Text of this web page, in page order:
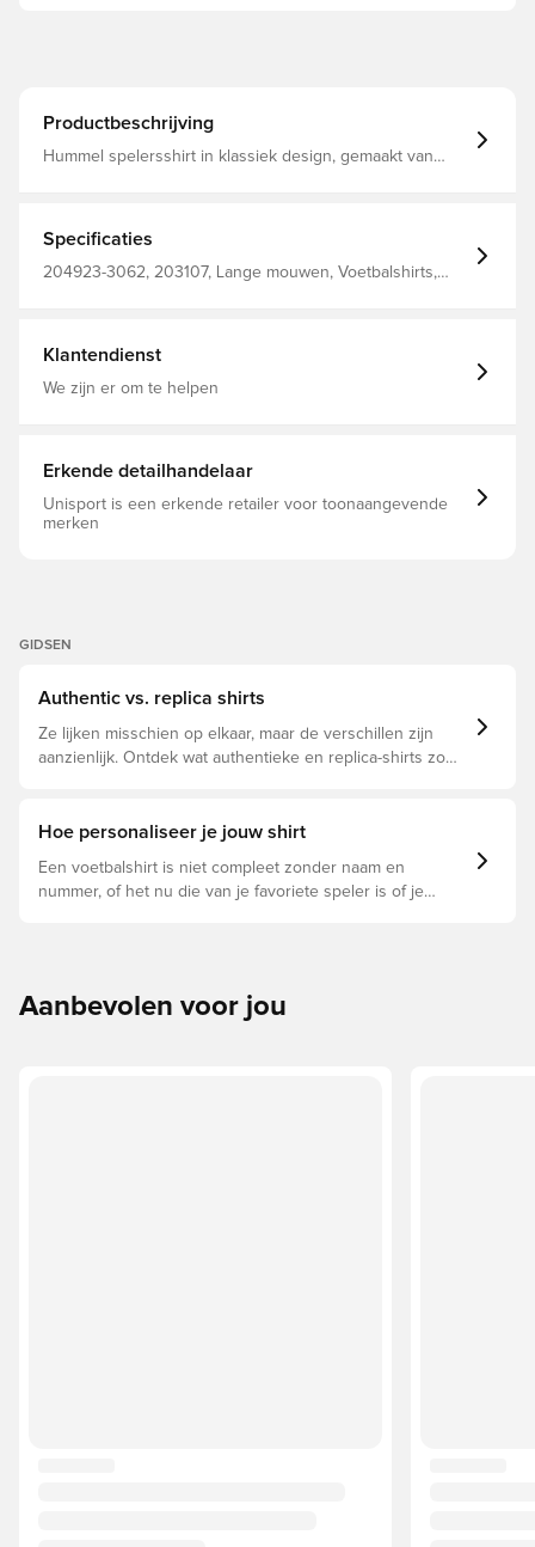
Productbeschrijving
Hummel spelersshirt in klassiek design, gemaakt van
Specificaties
204923-3062, 203107, Lange mouwen, Voetbalshirts,
Klantendienst
We zijn er om te helpen
Erkende detailhandelaar
Unisport is een erkende retailer voor toonaangevende
merken
GIDSEN
Authentic vs. replica shirts
Ze lijken misschien op elkaar, maar de verschillen zijn
aanzienlijk. Ontdek wat authentieke en replica-shirts zo
Hoe personaliseer je jouw shirt
Een voetbalshirt is niet compleet zonder naam en
nummer, of het nu die van je favoriete speler is of je
Aanbevolen voor jou